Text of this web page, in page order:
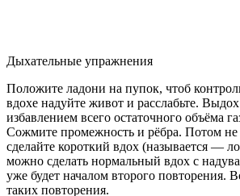
Дыхательные упражнения
Положите ладони на пупок, чтоб
вдохе надуйте живот и расслабьте.
избавлением всего остаточного объёма
Сожмите промежность и рёбра. Потом не
сделайте короткий вдох (называется —
можно сделать нормальный вдох с
уже будет началом второго повторения.
таких повторения.